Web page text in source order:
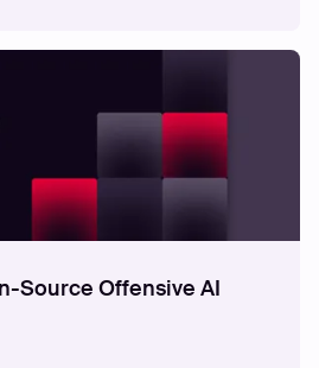
Security
Source Offensive AI